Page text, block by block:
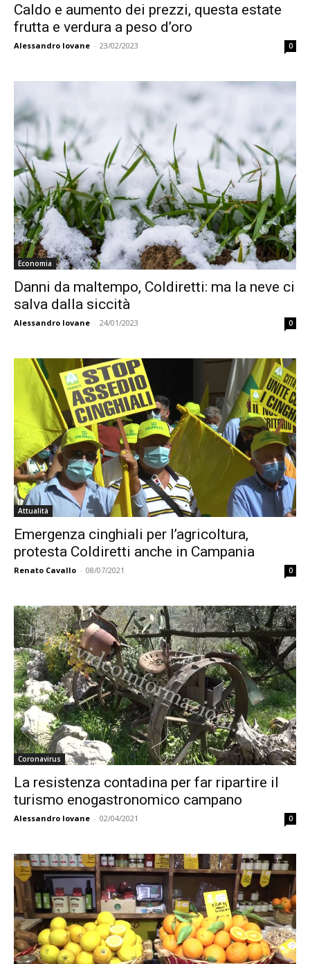
Caldo e aumento dei prezzi, questa estate
frutta e verdura a peso d’oro
Alessandro Iovane - 23/02/2023 0
Economia
Danni da maltempo, Coldiretti: ma la neve ci
salva dalla siccità
Alessandro Iovane - 24/01/2023 0
Attualità
Emergenza cinghiali per l’agricoltura,
protesta Coldiretti anche in Campania
Renato Cavallo - 08/07/2021 0
Coronavirus
La resistenza contadina per far ripartire il
turismo enogastronomico campano
Alessandro Iovane - 02/04/2021 0